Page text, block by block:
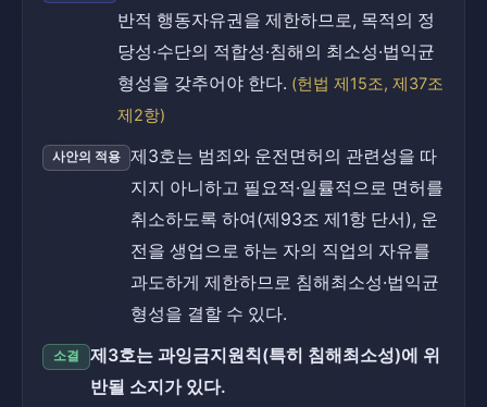
반적 행동자유권을 제한하므로, 목적의 정
당성·수단의 적합성·침해의 최소성·법익균
형성을 갖추어야 한다. (헌법 제15조, 제37조
제2항)
사안의 적용
제3호는 범죄와 운전면허의 관련성을 따
지지 아니하고 필요적·일률적으로 면허를
취소하도록 하여(제93조 제1항 단서), 운
전을 생업으로 하는 자의 직업의 자유를
과도하게 제한하므로 침해최소성·법익균
형성을 결할 수 있다.
소결
제3호는 과잉금지원칙(특히 침해최소성)에 위
반될 소지가 있다.